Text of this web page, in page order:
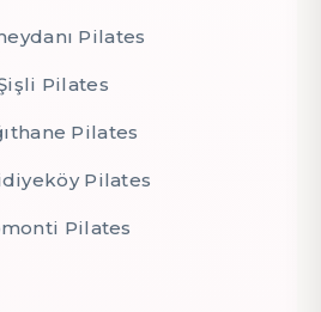
Pilates
Pilates
Pilates
Pilates
Pilates